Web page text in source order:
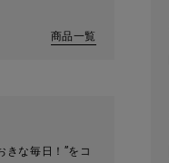
分に便利になり
商品一覧
きな毎日！”をコ